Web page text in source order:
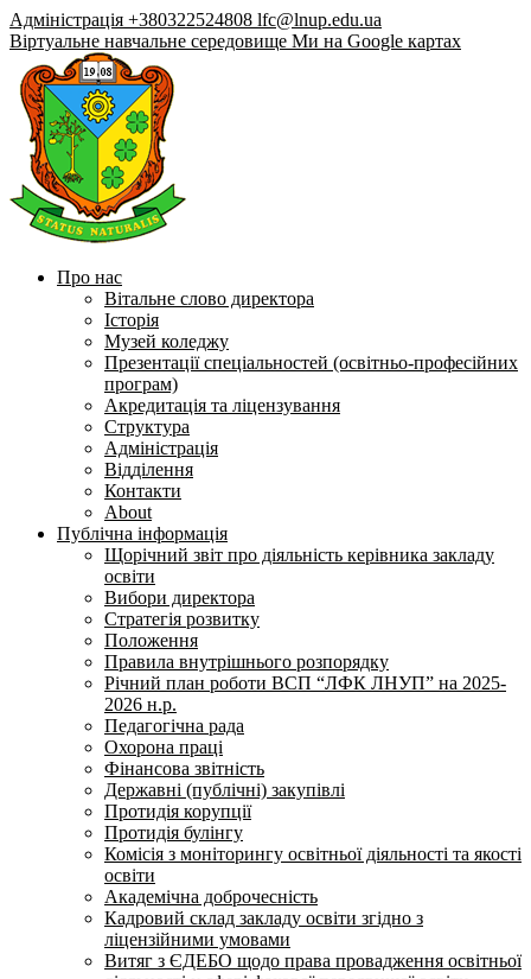
Адміністрація +380322524808 lfc@lnup.edu.ua
Віртуальне навчальне середовище Ми на Google картах
Про нас
Вітальне слово директора
Історія
Музей коледжу
Презентації спеціальностей (освітньо-професійних
програм)
Акредитація та ліцензування
Структура
Адміністрація
Відділення
Контакти
About
Публічна інформація
Щорічний звіт про діяльність керівника закладу
освіти
Вибори директора
Стратегія розвитку
Положення
Правила внутрішнього розпорядку
Річний план роботи ВСП “ЛФК ЛНУП” на 2025-
2026 н.р.
Педагогічна рада
Охорона праці
Фінансова звітність
Державні (публічні) закупівлі
Протидія корупції
Протидія булінгу
Комісія з моніторингу освітньої діяльності та якості
освіти
Академічна доброчесність
Кадровий склад закладу освіти згідно з
ліцензійними умовами
Витяг з ЄДЕБО щодо права провадження освітньої